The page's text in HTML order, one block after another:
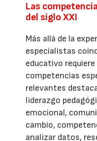
Las
del siglo XXI
Más allá de la
especialistas
educativo
competencias
relevantes
liderazgo
emocional,
cambio,
analizar datos,